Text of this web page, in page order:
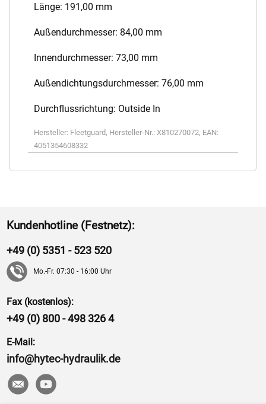
Länge: 191,00 mm
Außendurchmesser: 84,00 mm
Innendurchmesser: 73,00 mm
Außendichtungsdurchmesser: 76,00 mm
Durchflussrichtung: Outside In
Hersteller: Fleetguard , Hersteller-Nr.: X810270072, EAN:
4051354608332
Kundenhotline (Festnetz):
+49 (0) 5351 - 523 520
Mo.-Fr. 07:30 - 16:00 Uhr
Fax (kostenlos):
+49 (0) 800 - 498 326 4
E-Mail:
info@hytec-hydraulik.de